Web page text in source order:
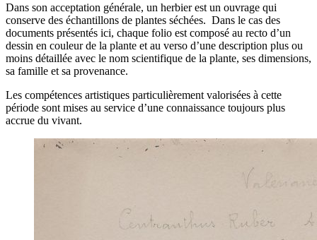
Dans son acceptation générale, un herbier est un ouvrage qui
conserve des échantillons de plantes séchées. Dans le cas des
documents présentés ici, chaque folio est composé au recto d’un
dessin en couleur de la plante et au verso d’une description plus ou
moins détaillée avec le nom scientifique de la plante, ses dimensions,
sa famille et sa provenance.
Les compétences artistiques particulièrement valorisées à cette
période sont mises au service d’une connaissance toujours plus
accrue du vivant.